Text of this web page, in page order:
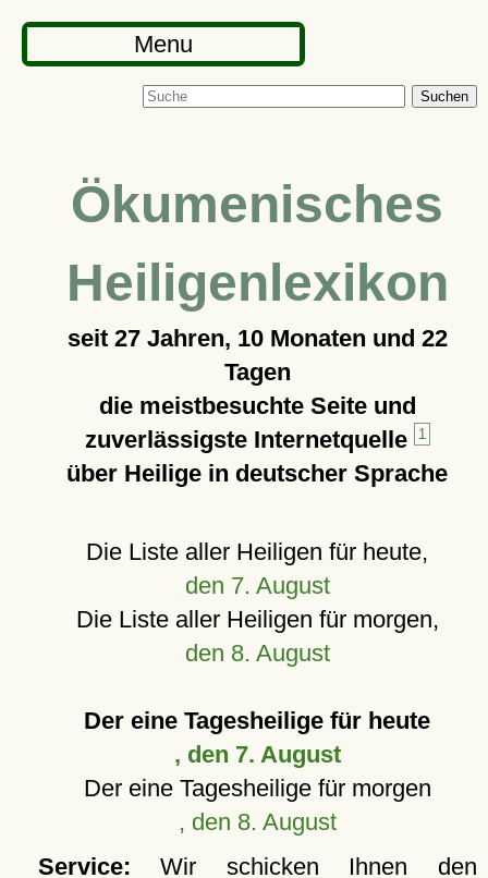
Menu
Suchen
Ökumenisches
Heiligenlexikon
seit 27 Jahren, 10 Monaten und 22
Tagen
die meistbesuchte Seite und
zuverlässigste Internetquelle
1
über Heilige in deutscher Sprache
Die Liste aller Heiligen für heute,
den 7. August
Die Liste aller Heiligen für morgen,
den 8. August
Der eine Tagesheilige für heute
, den 7. August
Der eine Tagesheilige für morgen
, den 8. August
Service: Wir schicken Ihnen den